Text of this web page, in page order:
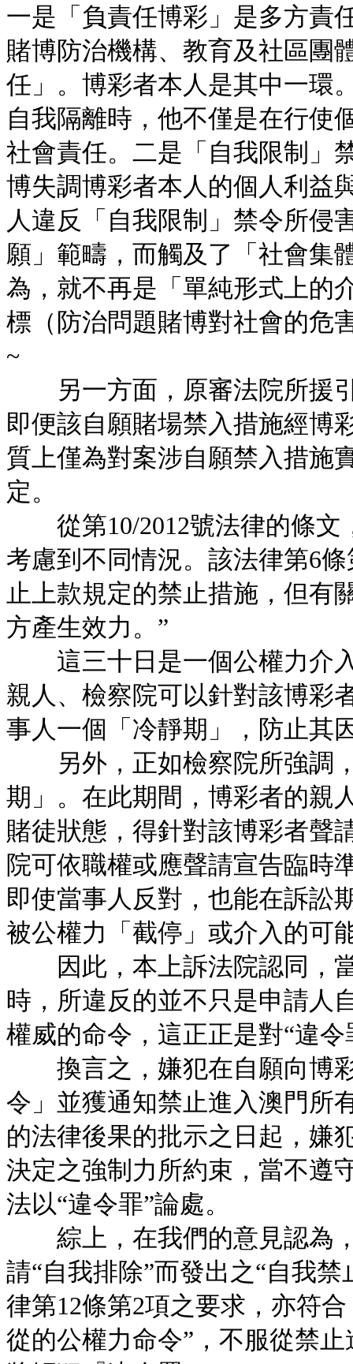
一是「負責任博彩」是多方責
賭博防治機構、教育及社區團
任」。博彩者本人是其中一環
自我隔離時，他不僅是在行使
社會責任。二是「自我限制」
博失調博彩者本人的個人利益
人違反「自我限制」禁令所侵
願」範疇，而觸及了「社會集
為，就不再是「單純形式上的
標（防治問題賭博對社會的危
~
另一方面，原審法院所援引
即便該自願賭場禁入措施經博
質上僅為對案涉自願禁入措施
定。
從第10/2012號法律的條文
考慮到不同情況。該法律第6
止上款規定的禁止措施，但有
方產生效力。”
這三十日是一個公權力介入
親人、檢察院可以針對該博彩
事人一個「冷靜期」，防止其
另外，正如檢察院所強調，
期」。在此期間，博彩者的親
賭徒狀態，得針對該博彩者聲
院可依職權或應聲請宣告臨時
即使當事人反對，也能在訴訟
被公權力「截停」或介入的可
因此，本上訴法院認同，當
時，所違反的並不只是申請人
權威的命令，這正正是對“違
換言之，嫌犯在自願向博彩
令」並獲通知禁止進入澳門所
的法律後果的批示之日起，嫌
決定之強制力所約束，當不遵
法以“違令罪”論處。
綜上，在我們的意見認為，
請“自我排除”而發出之“自我
律第12條第2項之要求，亦符
從的公權力命令”，不服從禁